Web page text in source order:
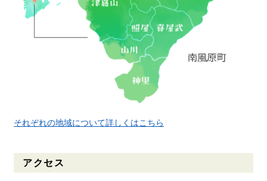
それぞれの地域について詳しくはこちら
アクセス